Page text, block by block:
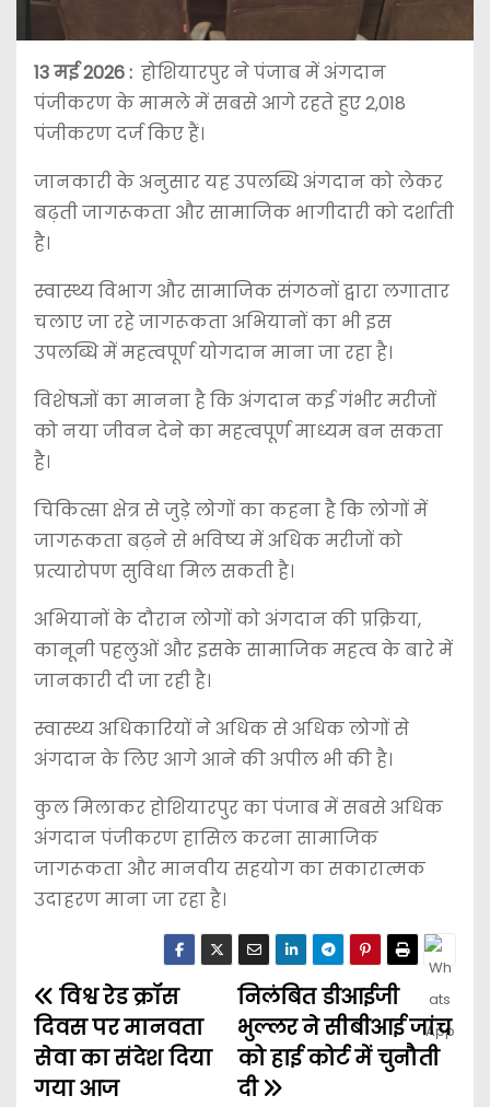
13 मई 2026 : होशियारपुर ने पंजाब में अंगदान
पंजीकरण के मामले में सबसे आगे रहते हुए 2,018
पंजीकरण दर्ज किए हैं।
जानकारी के अनुसार यह उपलब्धि अंगदान को लेकर
बढ़ती जागरूकता और सामाजिक भागीदारी को दर्शाती
है।
स्वास्थ्य विभाग और सामाजिक संगठनों द्वारा लगातार
चलाए जा रहे जागरूकता अभियानों का भी इस
उपलब्धि में महत्वपूर्ण योगदान माना जा रहा है।
विशेषज्ञों का मानना है कि अंगदान कई गंभीर मरीजों
को नया जीवन देने का महत्वपूर्ण माध्यम बन सकता
है।
चिकित्सा क्षेत्र से जुड़े लोगों का कहना है कि लोगों में
जागरूकता बढ़ने से भविष्य में अधिक मरीजों को
प्रत्यारोपण सुविधा मिल सकती है।
अभियानों के दौरान लोगों को अंगदान की प्रक्रिया,
कानूनी पहलुओं और इसके सामाजिक महत्व के बारे में
जानकारी दी जा रही है।
स्वास्थ्य अधिकारियों ने अधिक से अधिक लोगों से
अंगदान के लिए आगे आने की अपील भी की है।
कुल मिलाकर होशियारपुर का पंजाब में सबसे अधिक
अंगदान पंजीकरण हासिल करना सामाजिक
जागरूकता और मानवीय सहयोग का सकारात्मक
उदाहरण माना जा रहा है।
निलंबित डीआईजी
भुल्लर ने सीबीआई जांच
को हाई कोर्ट में चुनौती
दी
विश्व रेड क्रॉस
दिवस पर मानवता
सेवा का संदेश दिया
गया आज